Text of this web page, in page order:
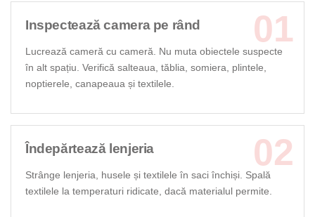
Inspectează camera pe rând
Lucrează cameră cu cameră. Nu muta obiectele suspecte
în alt spațiu. Verifică salteaua, tăblia, somiera, plintele,
noptierele, canapeaua și textilele.
Îndepărtează lenjeria
Strânge lenjeria, husele și textilele în saci închiși. Spală
textilele la temperaturi ridicate, dacă materialul permite.